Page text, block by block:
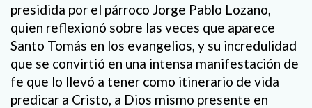
presidida por el párroco Jorge Pablo Lozano,
quien reflexionó sobre las veces que aparece
Santo Tomás en los evangelios, y su incredulidad
que se convirtió en una intensa manifestación de
fe que lo llevó a tener como itinerario de vida
predicar a Cristo, a Dios mismo presente en